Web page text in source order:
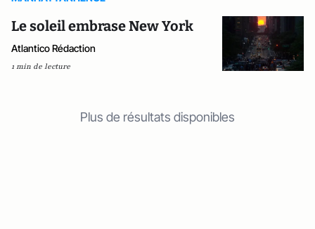
Le soleil embrase New York
Atlantico Rédaction
1 min de lecture
Plus de résultats disponibles